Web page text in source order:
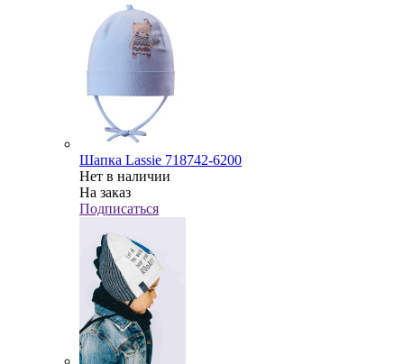
Шапка Lassie 718742-6200
Нет в наличии
На заказ
Подписаться